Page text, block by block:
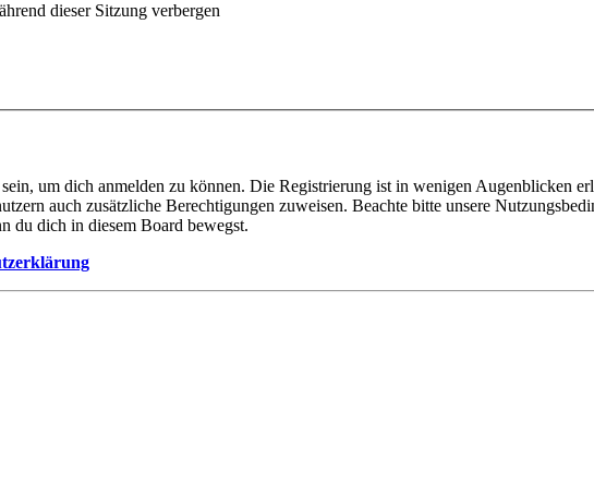
dieser Sitzung verbergen
um dich anmelden zu können. Die Registrierung ist in wenigen Augenblicken
auch zusätzliche Berechtigungen zuweisen. Beachte bitte unsere
du dich in diesem Board bewegst.